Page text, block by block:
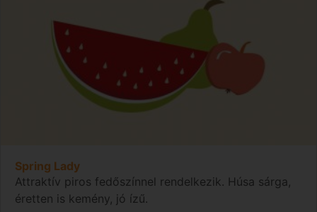
Spring Lady
Attraktív piros fedőszínnel rendelkezik. Húsa sárga,
éretten is kemény, jó ízű.